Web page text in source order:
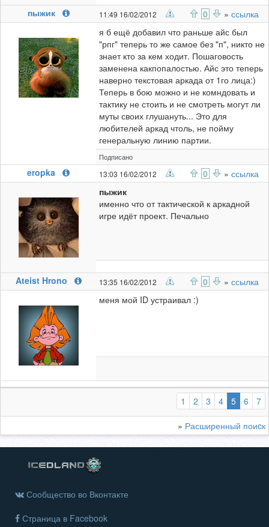
пыжик
11:49 16/02/2012 0 » ссылка
я б ещё добавил что раньше айс был
"рпг" теперь то же самое без "п", никто не
знает кто за кем ходит. Пошаговость
заменена какпопалостью. Айс это теперь
наверно текстовая аркада от 1го лица:)
Теперь в бою можно и не комндовать и
тактику не стоить и не смотреть могут ли
муты своих глушануть... Это для
любителей аркад чтоль, не пойму
генеральную линию партии.
Подписано
eropka 13:03 16/02/2012 0 » ссылка
пыжик
именно что от тактической к аркадной
игре идёт проект. Печально
Ateist Hrono 13:35 16/02/2012 0 » ссылка
меня мой ID устраивал :)
1 2 3 4 5 6 7
» Расширенный поиcк
Сообщество во Вконтакте
Страница в Facebook